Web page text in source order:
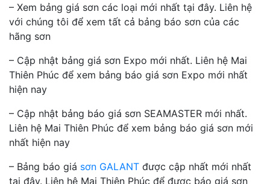
– Xem bảng giá sơn các loại mới nhất tại đây. Liên hệ
với chúng tôi để xem tất cả bảng báo sơn của các
hãng sơn
– Cập nhật bảng giá sơn Expo mới nhất. Liên hệ Mai
Thiên Phúc để xem bảng báo giá sơn Expo mới nhất
hiện nay
– Cập nhật bảng báo giá sơn SEAMASTER mới nhất.
Liên hệ Mai Thiên Phúc để xem bảng báo giá sơn mới
nhất hiện nay
– Bảng báo giá sơn GALANT được cập nhất mới nhất
tại đây. Liên hệ Mai Thiên Phúc để được báo giá sơn